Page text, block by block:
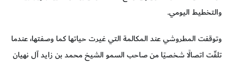
والتخطيط اليومي.
وتوقفت المطروشي عند المكالمة التي غيرت حياتها كما وصفتها، عندما
تلقّت اتصالًا شخصيًا من صاحب السمو الشيخ محمد بن زايد آل نهيان